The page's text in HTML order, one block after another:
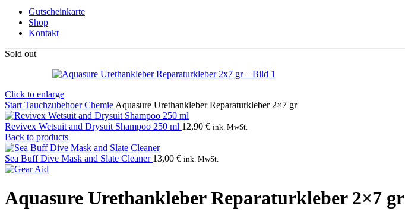
Gutscheinkarte
Shop
Kontakt
Sold out
Click to enlarge
Start TauchzubehoerChemie Aquasure Urethankleber Reparaturkleber 2×7 gr
Revivex Wetsuit and Drysuit Shampoo 250 ml 12,90 € ink. MwSt.
Back to products
Sea Buff Dive Mask and Slate Cleaner 13,00 € ink. MwSt.
Aquasure Urethankleber Reparaturkleber 2×7 gr